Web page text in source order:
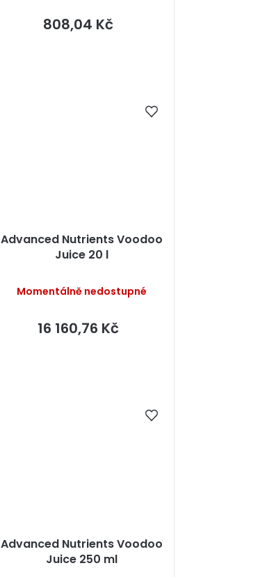
808,04 Kč
Advanced Nutrients Voodoo
Juice 20 l
Momentálně nedostupné
16 160,76 Kč
Advanced Nutrients Voodoo
Juice 250 ml